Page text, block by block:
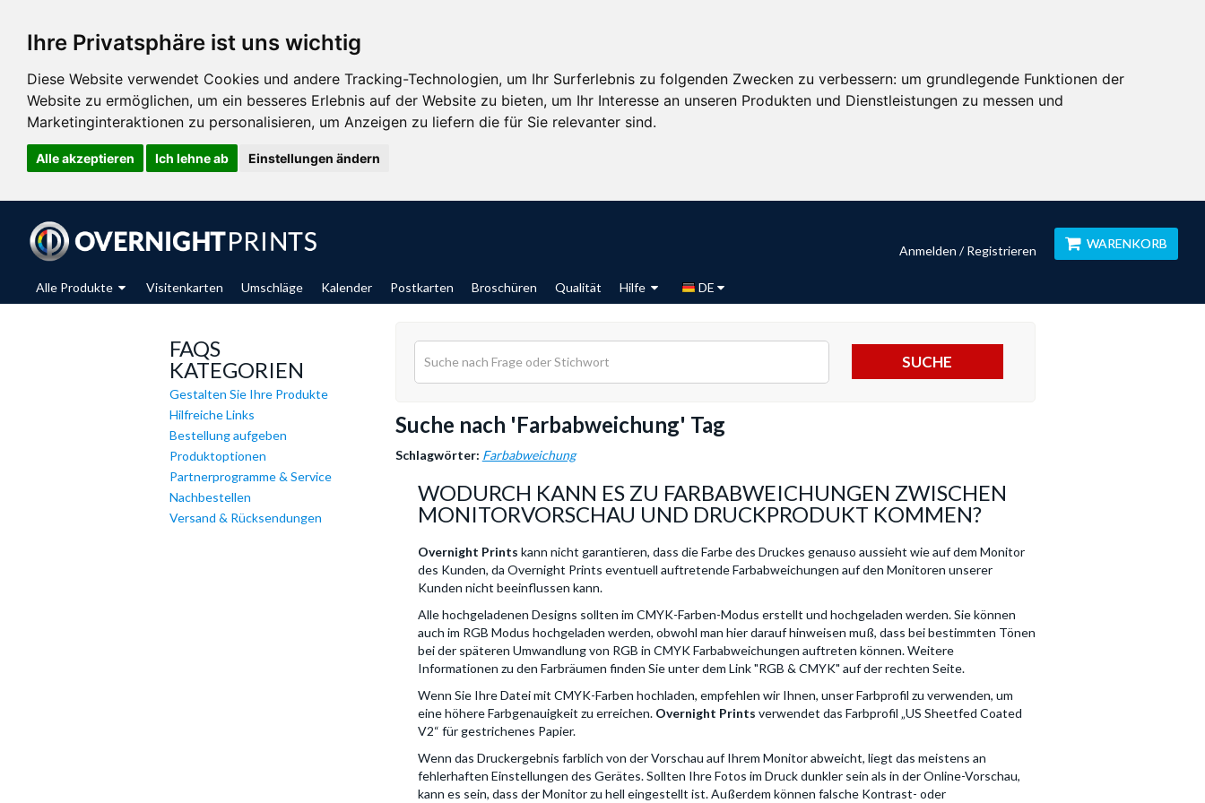
Ihre Privatsphäre ist uns wichtig
Diese Website verwendet Cookies und andere Tracking-Technologien, um Ihr Surferlebnis zu folgenden Zwecken zu verbessern: um grundlegende Funktionen der
Website zu ermöglichen, um ein besseres Erlebnis auf der Website zu bieten, um Ihr Interesse an unseren Produkten und Dienstleistungen zu messen und
Marketinginteraktionen zu personalisieren, um Anzeigen zu liefern die für Sie relevanter sind.
Alle akzeptieren Ich lehne ab Einstellungen ändern
Alle Produkte Visitenkarten Umschläge Kalender Postkarten Broschüren Qualität Hilfe DE
Anmelden / Registrieren WARENKORB
FAQS
KATEGORIEN
Gestalten Sie Ihre Produkte
Hilfreiche Links
Bestellung aufgeben
Produktoptionen
Partnerprogramme & Service
Nachbestellen
Versand & Rücksendungen
SUCHE
Suche nach 'Farbabweichung' Tag
Schlagwörter: Farbabweichung
WODURCH KANN ES ZU FARBABWEICHUNGEN ZWISCHEN
MONITORVORSCHAU UND DRUCKPRODUKT KOMMEN?
Overnight Prints kann nicht garantieren, dass die Farbe des Druckes genauso aussieht wie auf dem Monitor
des Kunden, da Overnight Prints eventuell auftretende Farbabweichungen auf den Monitoren unserer
Kunden nicht beeinflussen kann.
Alle hochgeladenen Designs sollten im CMYK-Farben-Modus erstellt und hochgeladen werden. Sie können
auch im RGB Modus hochgeladen werden, obwohl man hier darauf hinweisen muß, dass bei bestimmten Tönen
bei der späteren Umwandlung von RGB in CMYK Farbabweichungen auftreten können. Weitere
Informationen zu den Farbräumen finden Sie unter dem Link "RGB & CMYK" auf der rechten Seite.
Wenn Sie Ihre Datei mit CMYK-Farben hochladen, empfehlen wir Ihnen, unser Farbprofil zu verwenden, um
eine höhere Farbgenauigkeit zu erreichen. Overnight Prints verwendet das Farbprofil „US Sheetfed Coated
V2“ für gestrichenes Papier.
Wenn das Druckergebnis farblich von der Vorschau auf Ihrem Monitor abweicht, liegt das meistens an
fehlerhaften Einstellungen des Gerätes. Sollten Ihre Fotos im Druck dunkler sein als in der Online-Vorschau,
kann es sein, dass der Monitor zu hell eingestellt ist. Außerdem können falsche Kontrast- oder